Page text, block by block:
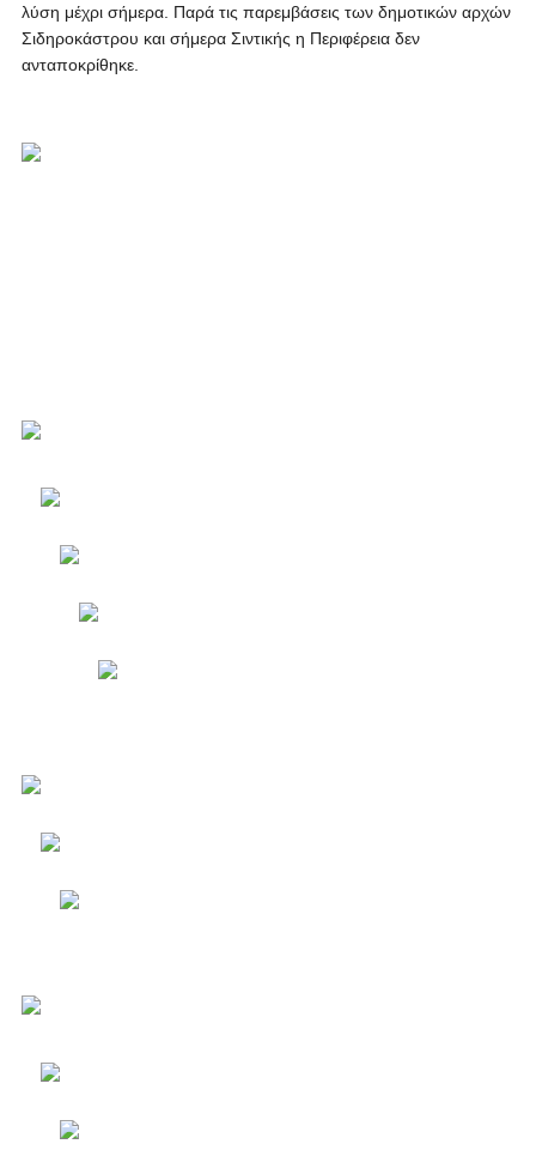
λύση μέχρι σήμερα. Παρά τις παρεμβάσεις των δημοτικών αρχών
Σιδηροκάστρου και σήμερα Σιντικής η Περιφέρεια δεν
ανταποκρίθηκε.